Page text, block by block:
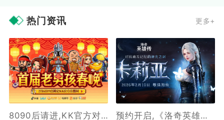
热门资讯 更多+
8090后请进,KK官方对战平台邀请全国2.3亿老男孩一起看春晚 预约开启,《洛奇英雄传》新角色卡莉亚2月10日正式登场